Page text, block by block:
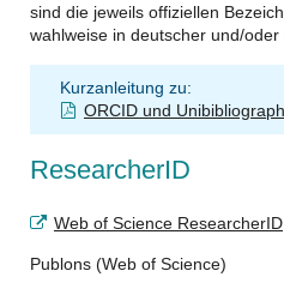
sind die jeweils offiziellen
wahlweise in deutscher und/oder
Kurzanleitung zu:
ORCID und
ResearcherID
Web of Science ResearcherID
Publons (Web of Science)